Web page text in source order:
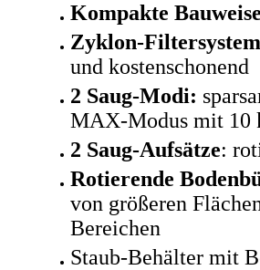
Kompakte
Zyklon-
und kostenschonend
2 Saug-Modi:
MAX-Modus mit 10
2 Saug-Aufsätze:
Rotierende
von größeren
Bereichen
Staub-Behälter mit